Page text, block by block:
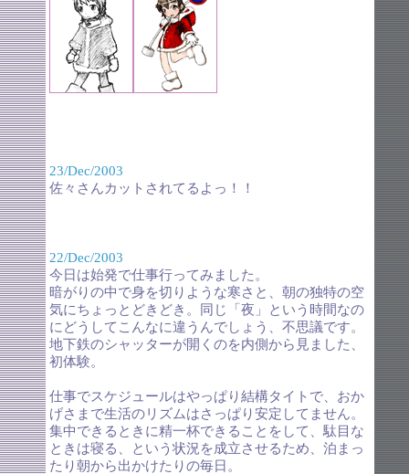
23/Dec/2003
佐々さんカットされてるよっ！！
22/Dec/2003
今日は始発で仕事行ってみました。
暗がりの中で身を切りような寒さと、朝の独特の空
気にちょっとどきどき。同じ「夜」という時間なの
にどうしてこんなに違うんでしょう、不思議です。
地下鉄のシャッターが開くのを内側から見ました、
初体験。
仕事でスケジュールはやっぱり結構タイトで、おか
げさまで生活のリズムはさっぱり安定してません。
集中できるときに精一杯できることをして、駄目な
ときは寝る、という状況を成立させるため、泊まっ
たり朝から出かけたりの毎日。